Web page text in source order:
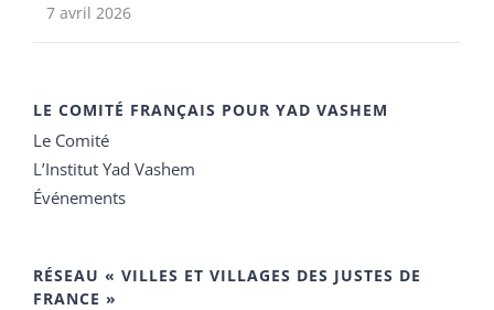
7 avril 2026
LE COMITÉ FRANÇAIS POUR YAD VASHEM
Le Comité
L’Institut Yad Vashem
Événements
RÉSEAU « VILLES ET VILLAGES DES JUSTES DE
FRANCE »